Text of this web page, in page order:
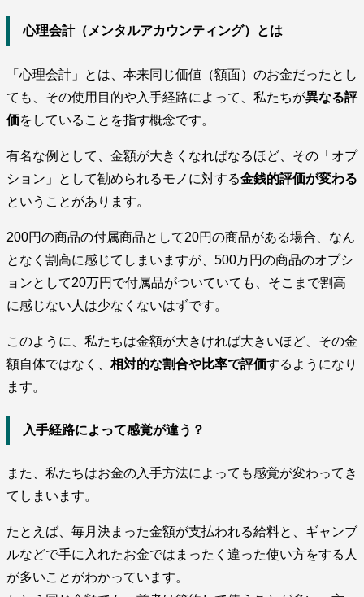
心理会計（メンタルアカウンティング）とは
「心理会計」とは、本来同じ価値（額面）のお金だったとし
ても、その使用目的や入手経路によって、私たちが異なる評
価をしていることを指す概念です。
有名な例として、金額が大きくなればなるほど、その「オプ
ション」として勧められるモノに対する金銭的評価が変わる
ということがあります。
200円の商品の付属商品として20円の商品がある場合、なん
となく割高に感じてしまいますが、500万円の商品のオプシ
ョンとして20万円で付属品がついていても、そこまで割高
に感じない人は少なくないはずです。
このように、私たちは金額が大きければ大きいほど、その金
額自体ではなく、 相対的な割合や比率で評価するようになり
ます。
入手経路によって感覚が違う？
また、私たちはお金の入手方法によっても感覚が変わってき
てしまいます。
たとえば、毎月決まった金額が支払われる給料と、ギャンブ
ルなどで手に入れたお金ではまったく違った使い方をする人
が多いことがわかっています。